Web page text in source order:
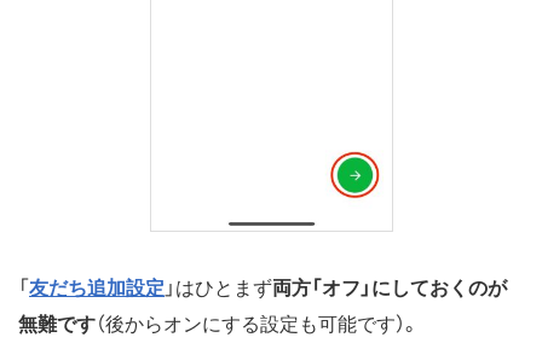
「 友だち追加設定 」はひとまず両方「オフ」にしておくのが
無難です（後からオンにする設定も可能です）。